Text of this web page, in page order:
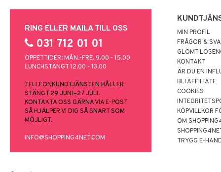
RING ELLER MAILA TILL OSS
031 712 01 01
ÖPPETTIDER: MÅN.-FRE. 9.00 - 15.00
LUNCHSTÄNGT 12.00 - 13.00
TELEFONKUNDTJÄNSTEN HÅLLER
STÄNGT 29 JUNI–27 JULI.
KONTAKTA OSS GÄRNA VIA E-POST
SÅ HJÄLPER VI DIG SÅ SNART SOM
MÖJLIGT.
INFO@SHOPPING4NET.COM
MIN PROFIL
FRÅGOR &
GLÖMT
KONTAKT
ÄR DU EN
BLI AFFILIATE
COOKIES
KÖPVILLKOR
OM
TRYGG E-